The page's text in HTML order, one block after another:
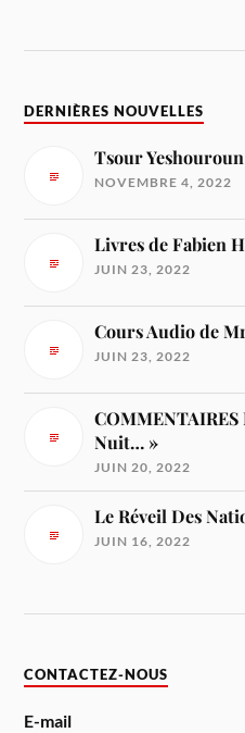
DERNIÈRES NOUVELLES
Tsour
NOVEMBRE 4, 2022
Livres de Fabien
JUIN 23, 2022
Cours Audio de
JUIN 23, 2022
COMMENTAIRES
Nuit… »
JUIN 20, 2022
Le Réveil Des
JUIN 16, 2022
CONTACTEZ-NOUS
E-mail